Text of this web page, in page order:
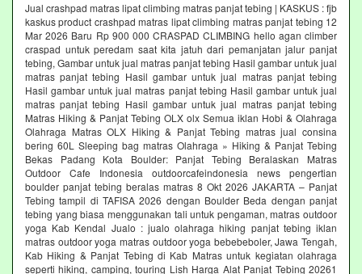
Jual crashpad matras lipat climbing matras panjat tebing | KASKUS : fjb
kaskus product crashpad matras lipat climbing matras panjat tebing 12
Mar 2026 Baru Rp 900 000 CRASPAD CLIMBING hello agan climber
craspad untuk peredam saat kita jatuh dari pemanjatan jalur panjat
tebing, Gambar untuk jual matras panjat tebing Hasil gambar untuk jual
matras panjat tebing Hasil gambar untuk jual matras panjat tebing
Hasil gambar untuk jual matras panjat tebing Hasil gambar untuk jual
matras panjat tebing Hasil gambar untuk jual matras panjat tebing
Matras Hiking & Panjat Tebing OLX olx Semua iklan Hobi & Olahraga
Olahraga Matras OLX Hiking & Panjat Tebing matras jual consina
bering 60L Sleeping bag matras Olahraga » Hiking & Panjat Tebing
Bekas Padang Kota Boulder: Panjat Tebing Beralaskan Matras
Outdoor Cafe Indonesia outdoorcafeindonesia news pengertian
boulder panjat tebing beralas matras 8 Okt 2026 JAKARTA – Panjat
Tebing tampil di TAFISA 2026 dengan Boulder Beda dengan panjat
tebing yang biasa menggunakan tali untuk pengaman, matras outdoor
yoga Kab Kendal Jualo : jualo olahraga hiking panjat tebing iklan
matras outdoor yoga matras outdoor yoga bebebeboler, Jawa Tengah,
Kab Hiking & Panjat Tebing di Kab Matras untuk kegiatan olahraga
seperti hiking, camping, touring Lish Harga Alat Panjat Tebing 20261